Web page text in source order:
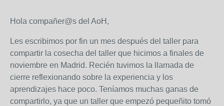
Hola compañer@s del AoH,
Les escribimos por fin un mes después del taller para
compartir la cosecha del taller que hicimos a finales de
noviembre en Madrid. Recién tuvimos la llamada de
cierre reflexionando sobre la experiencia y los
aprendizajes hace poco. Teníamos muchas ganas de
compartirlo, ya que un taller que empezó pequeñito tomó